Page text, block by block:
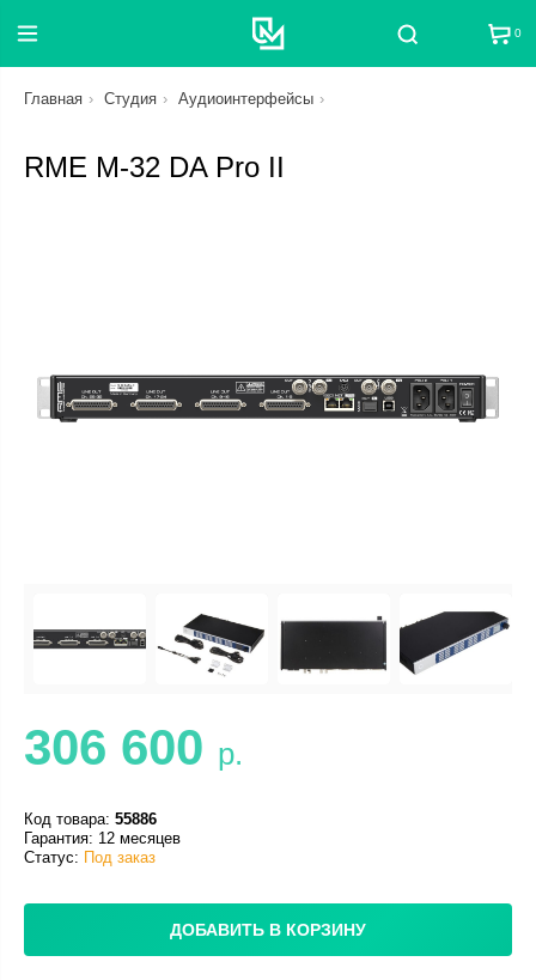
Поиск 0
Главная Студия Аудиоинтерфейсы
RME M-32 DA Pro II
306 600 р.
Код товара: 55886
Гарантия: 12 месяцев
Статус: Под заказ
ДОБАВИТЬ В КОРЗИНУ